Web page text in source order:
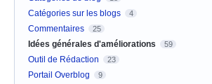
Catégories sur les blogs 4
Commentaires 25
Idées générales d'améliorations 59
Outil de Rédaction 23
Portail Overblog 9